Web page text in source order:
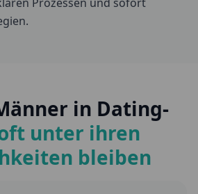
in Dating-
unter ihren
bleiben